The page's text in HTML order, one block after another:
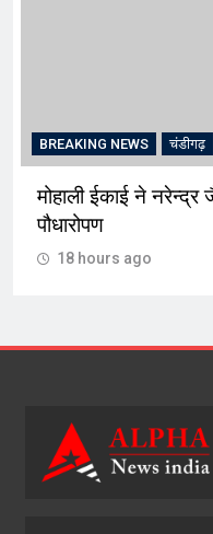
BREAKING NEWS चंडीगढ़
मोहाली ईकाई ने
पौधारोपण
18 hours ago